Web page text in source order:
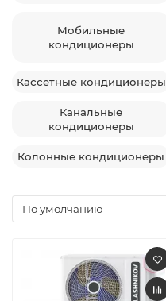
Мобильные
кондиционеры
Кассетные кондиционеры
Канальные
кондиционеры
Колонные кондиционеры